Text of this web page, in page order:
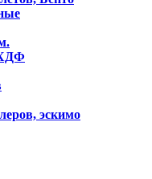
эскимо